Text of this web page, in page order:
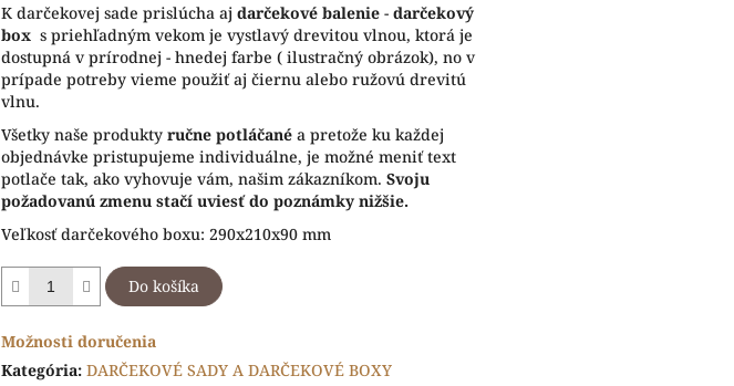
K darčekovej sade prislúcha aj darčekové balenie - darčekový
box s priehľadným vekom je vystlavý drevitou vlnou, ktorá je
dostupná v prírodnej - hnedej farbe ( ilustračný obrázok), no v
prípade potreby vieme použiť aj čiernu alebo ružovú drevitú
vlnu.
Všetky naše produkty ručne potláčané a pretože ku každej
objednávke pristupujeme individuálne, je možné meniť text
potlače tak, ako vyhovuje vám, našim zákazníkom. Svoju
požadovanú zmenu stačí uviesť do poznámky nižšie.
Veľkosť darčekového boxu: 290x210x90 mm
Do košíka
Možnosti doručenia
Kategória: DARČEKOVÉ SADY A DARČEKOVÉ BOXY